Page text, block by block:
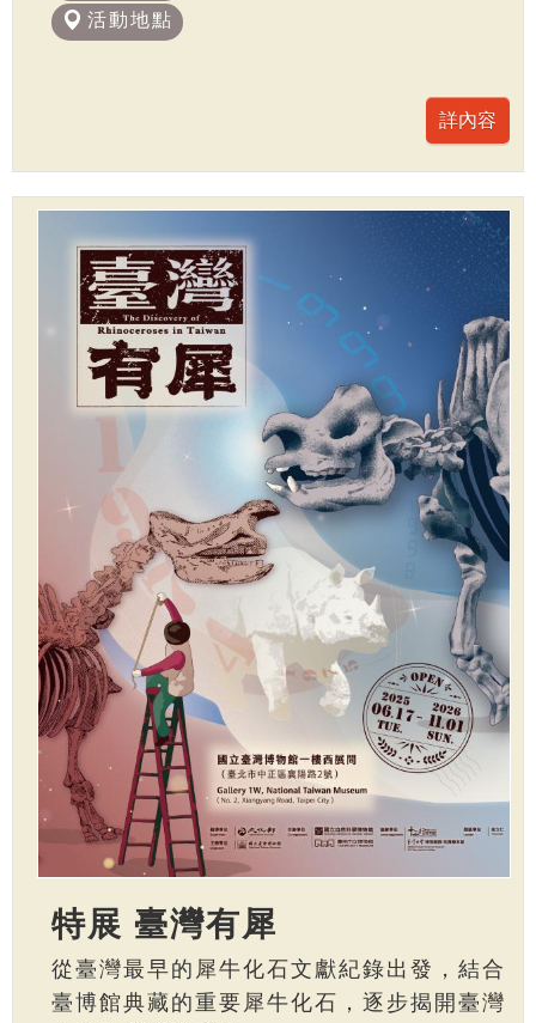
活動地點
特展 臺灣有犀
從臺灣最早的犀牛化石文獻紀錄出發，結合
臺博館典藏的重要犀牛化石，逐步揭開臺灣